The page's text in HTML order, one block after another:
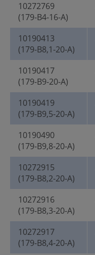
10272769
(179-B4-16-A)
10190413
(179-B8,1-20-A)
10190417
(179-B9-20-A)
10190419
(179-B9,5-20-A)
10190490
(179-B9,8-20-A)
10272915
(179-B8,2-20-A)
10272916
(179-B8,3-20-A)
10272917
(179-B8,4-20-A)